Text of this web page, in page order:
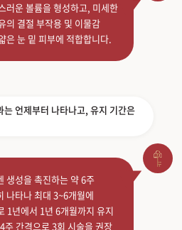
러운 볼륨을 형성하고, 미세한
의 결절 부작용 및 이물감
은 눈 밑 피부에 적합합니다.
는 언제부터 나타나고, 유지 기간은
생성을 촉진하는 약 6주
나타나 최대 3~6개월에
1년에서 1년 6개월까지 유지
주 간격으로 3회 시술을 권장